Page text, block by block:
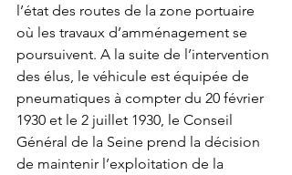
l’état des routes de la zone portuaire
où les travaux d’amménagement se
poursuivent. A la suite de l’intervention
des élus, le véhicule est équipée de
pneumatiques à compter du 20 février
1930 et le 2 juillet 1930, le Conseil
Général de la Seine prend la décision
de maintenir l’exploitation de la